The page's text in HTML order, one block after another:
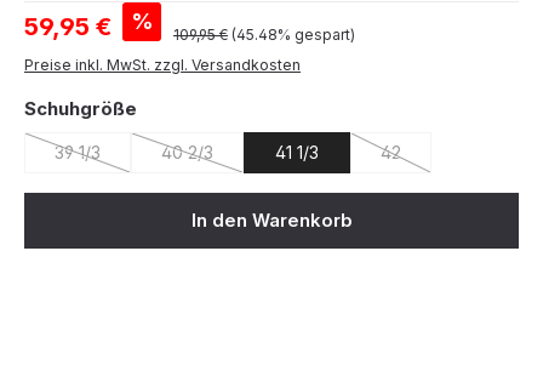
Verkaufspreis:
59,95 € % Regulärer Preis:
109,95 € (45.48% gespart)
Preise inkl. MwSt. zzgl. Versandkosten
Schuhgröße
39 1/3
(Diese Option ist zurzeit nicht verfügbar.)
40 2/3
(Diese Option ist zurzeit nicht verfügbar.)
41 1/3 42
(Diese Option ist
In den Warenkorb